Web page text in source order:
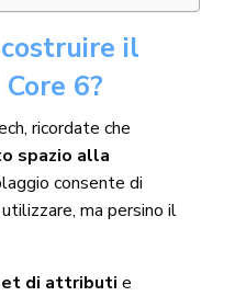
il
6?
ricordate che
spazio alla
consente di
ma persino il
di attributi e